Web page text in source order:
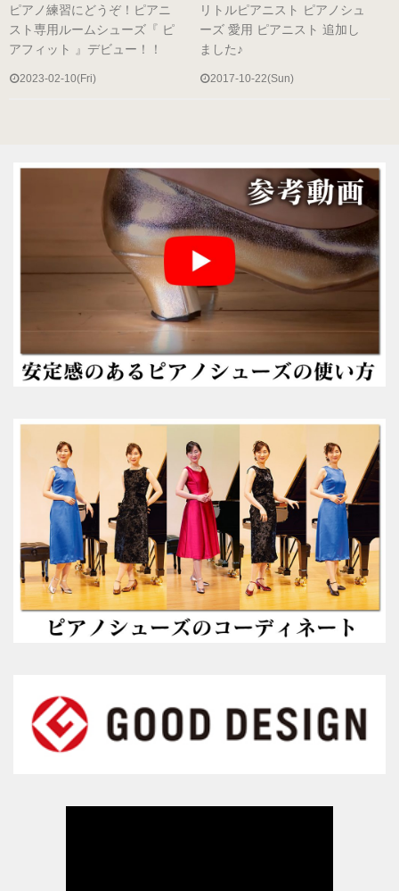
（22.0～25.5cm）
プラチナゴールド 数量限定モデル
（22.0～25.5cm）
プロ用（ヒール高7.5cm）
オーロラブラック婦人用
（22.0～25.5cm）
キラ・シルバー婦人用
紳士用
（ヒールアップ3.5cm高）
男女兼用（ヒール高2cm）
色から選ぶ
ブラック系
その他のカラー
ヒールの高さから選ぶ
ピアノ練習にどうぞ！ピアニ
スト専用ルームシューズ『 ピ
アフィット 』デビュー！！
2023-02-10(Fri)
リトルピアニスト ピアノシュ
ーズ 愛用 ピアニスト 追加し
ました♪
2017-10-22(Sun)